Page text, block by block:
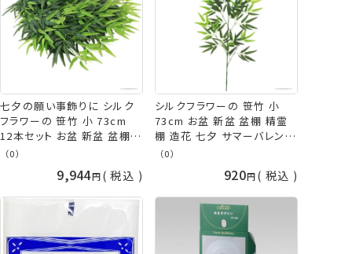
七夕の願い事飾りに シルク
フラワーの 笹竹 小 73cm
12本セット お盆 新盆 盆棚
精霊棚 造花 七夕 サマーバレ
（0）
9,944 税込
シルクフラワーの 笹竹 小
73cm お盆 新盆 盆棚 精霊
棚 造花 七夕 サマーバレンタ
イン 手芸の山久
（0）
920 税込